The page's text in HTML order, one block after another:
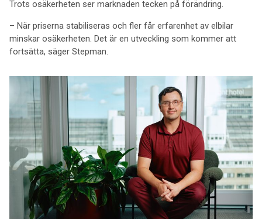
Trots osäkerheten ser marknaden tecken på förändring.
– När priserna stabiliseras och fler får erfarenhet av elbilar
minskar osäkerheten. Det är en utveckling som kommer att
fortsätta, säger Stepman.